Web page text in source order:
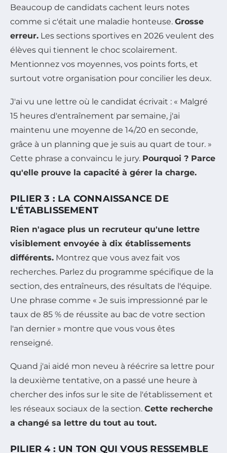
Beaucoup de candidats cachent leurs notes
comme si c'était une maladie honteuse. Grosse
erreur. Les sections sportives en 2026 veulent des
élèves qui tiennent le choc scolairement.
Mentionnez vos moyennes, vos points forts, et
surtout votre organisation pour concilier les deux.
J'ai vu une lettre où le candidat écrivait : « Malgré
15 heures d'entraînement par semaine, j'ai
maintenu une moyenne de 14/20 en seconde,
grâce à un planning que je suis au quart de tour. »
Cette phrase a convaincu le jury. Pourquoi ? Parce
qu'elle prouve la capacité à gérer la charge.
PILIER 3 : LA CONNAISSANCE DE
L'ÉTABLISSEMENT
Rien n'agace plus un recruteur qu'une lettre
visiblement envoyée à dix établissements
différents. Montrez que vous avez fait vos
recherches. Parlez du programme spécifique de la
section, des entraîneurs, des résultats de l'équipe.
Une phrase comme « Je suis impressionné par le
taux de 85 % de réussite au bac de votre section
l'an dernier » montre que vous vous êtes
renseigné.
Quand j'ai aidé mon neveu à réécrire sa lettre pour
la deuxième tentative, on a passé une heure à
chercher des infos sur le site de l'établissement et
les réseaux sociaux de la section. Cette recherche
a changé sa lettre du tout au tout.
PILIER 4 : UN TON QUI VOUS RESSEMBLE